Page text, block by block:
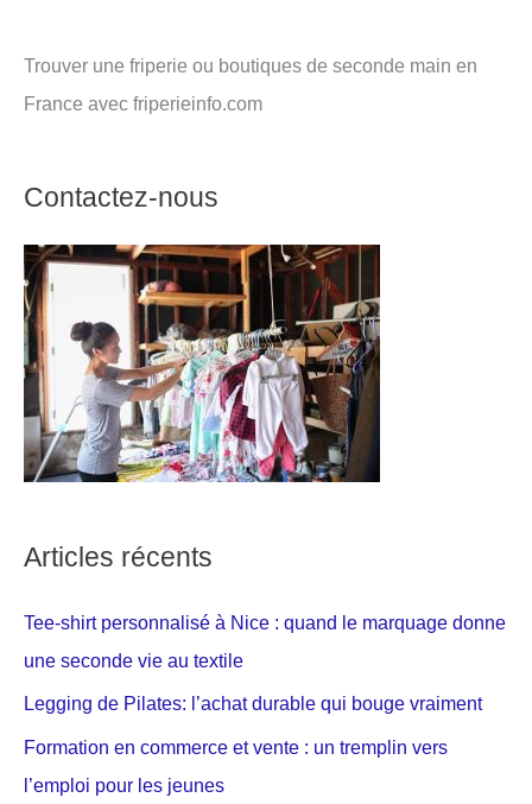
Trouver une friperie ou boutiques de seconde main en
France avec friperieinfo.com
Contactez-nous
Articles récents
Tee-shirt personnalisé à Nice : quand le marquage donne
une seconde vie au textile
Legging de Pilates: l’achat durable qui bouge vraiment
Formation en commerce et vente : un tremplin vers
l’emploi pour les jeunes